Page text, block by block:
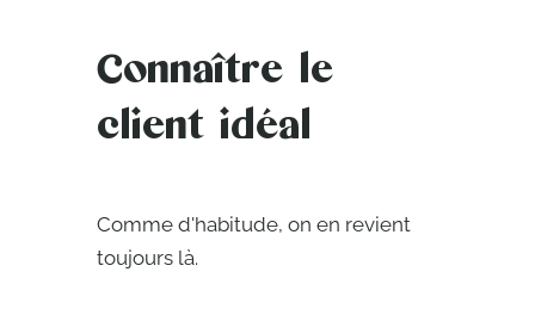
Connaître le
client idéal
Comme d'habitude, on en revient
toujours là.